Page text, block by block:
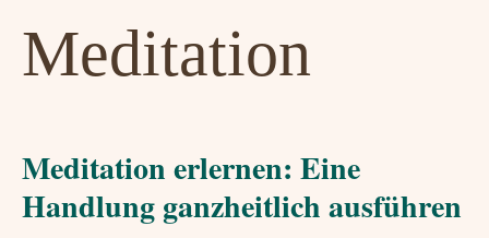
Meditation
Meditation erlernen: Eine
Handlung ganzheitlich ausführen